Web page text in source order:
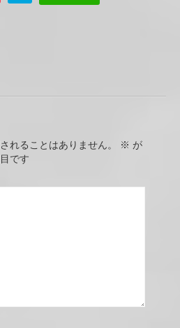
れることはありません。 ※ が
です